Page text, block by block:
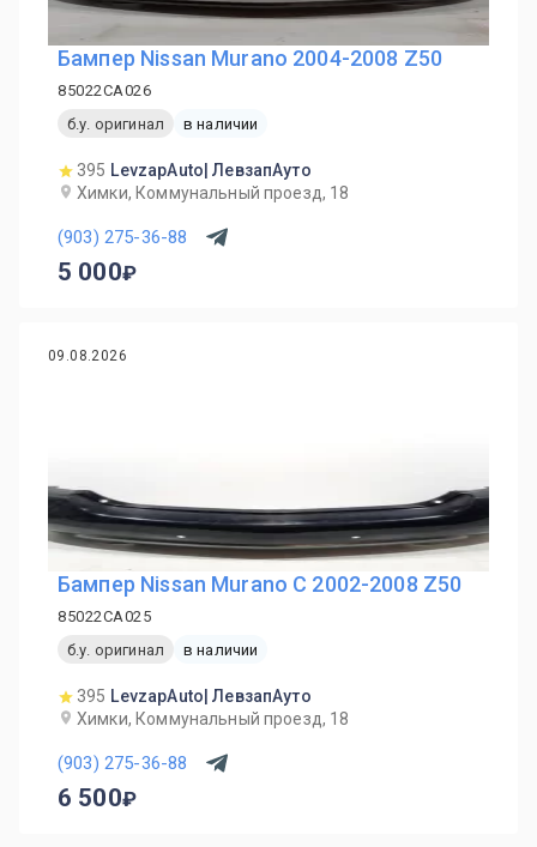
Бампер Nissan Murano 2004-2008 Z50
85022CA026
б.у. оригинал
в наличии
395 LevzapAuto| ЛевзапАуто
Химки, Коммунальный проезд, 18
(903) 275-36-88
5 000
09.08.2026
Бампер Nissan Murano C 2002-2008 Z50
85022CA025
б.у. оригинал
в наличии
395 LevzapAuto| ЛевзапАуто
Химки, Коммунальный проезд, 18
(903) 275-36-88
6 500